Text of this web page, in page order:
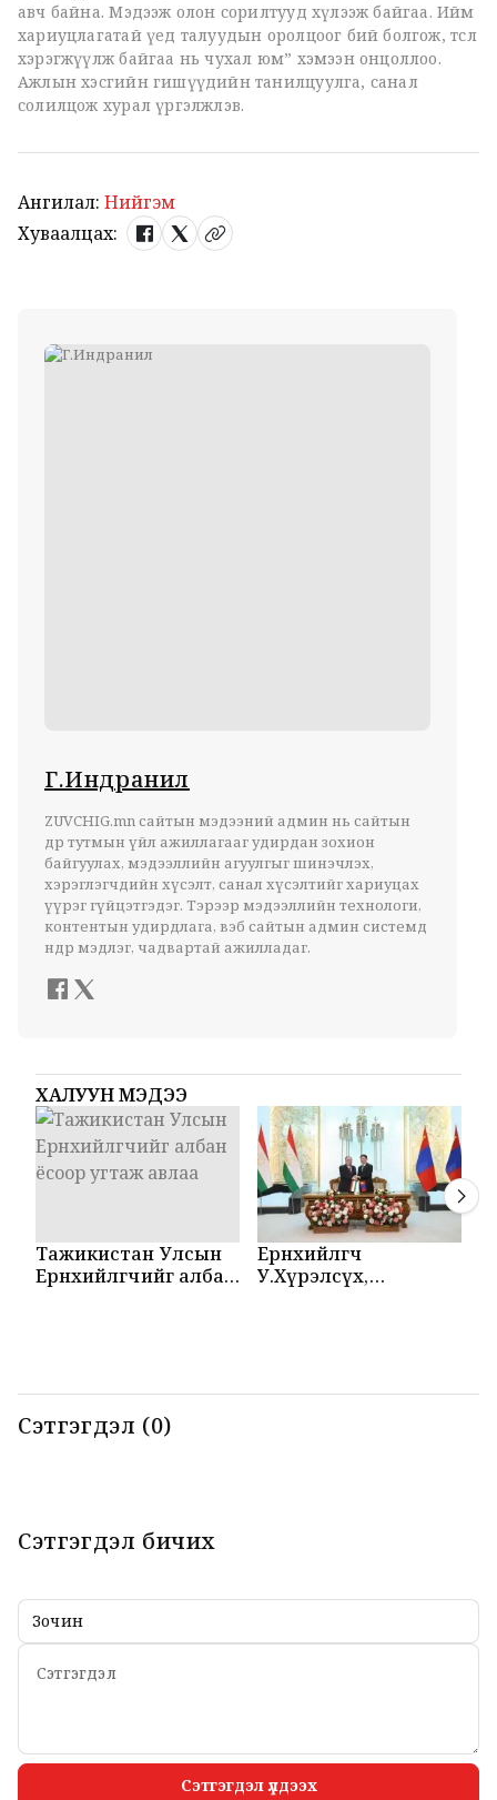
авч байна. Мэдээж олон сорилтууд хүлээж байгаа. Ийм
хариуцлагатай үед талуудын оролцоог бий болгож, төсөл
хэрэгжүүлж байгаа нь чухал юм” хэмээн онцоллоо.
Ажлын хэсгийн гишүүдийн танилцуулга, санал
солилцож хурал үргэлжлэв.
Ангилал: Нийгэм
Хуваалцах:
Г.Индранил
ZUVCHIG.mn сайтын мэдээний админ нь сайтын
өдөр тутмын үйл ажиллагааг удирдан зохион
байгуулах, мэдээллийн агуулгыг шинэчлэх,
хэрэглэгчдийн хүсэлт, санал хүсэлтийг хариуцах
үүрэг гүйцэтгэдэг. Тэрээр мэдээллийн технологи,
контентын удирдлага, вэб сайтын админ системд
өндөр мэдлэг, чадвартай ажилладаг.
ХАЛУУН МЭДЭЭ
Тажикистан Улсын
Ерөнхийлөгчийг албан
Ерөнхийлөгч
У.Хүрэлсүх,
Сэтгэгдэл (0)
Сэтгэгдэл бичих
Сэтгэгдэл үлдээх